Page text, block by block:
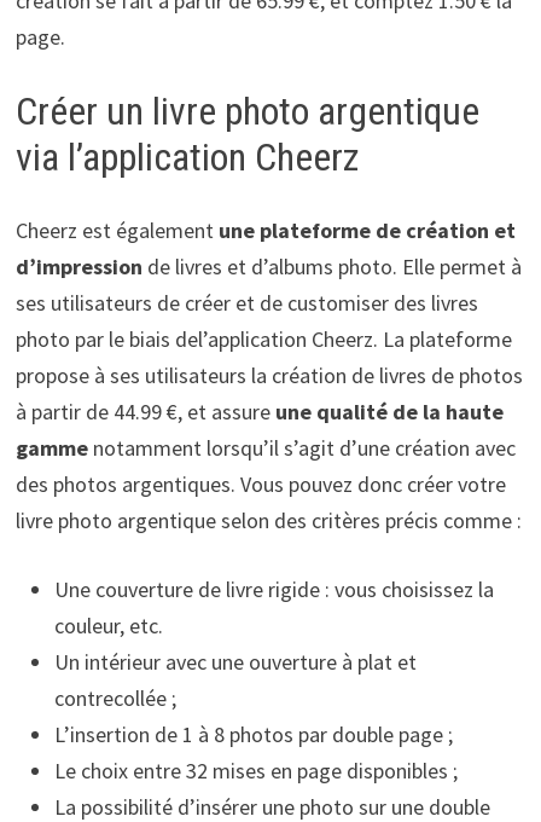
page.
Créer un livre photo argentique
via l’application Cheerz
Cheerz est également une plateforme de création et
d’impression de livres et d’albums photo. Elle permet à
ses utilisateurs de créer et de customiser des livres
photo par le biais del’application Cheerz. La plateforme
propose à ses utilisateurs la création de livres de photos
à partir de 44.99 €, et assure une qualité de la haute
gammenotamment lorsqu’il s’agit d’une création avec
des photos argentiques. Vous pouvez donc créer votre
livre photo argentique selon des critères précis comme :
Une couverture de livre rigide : vous choisissez la
couleur, etc.
Un intérieur avec une ouverture à plat et
contrecollée ;
L’insertion de 1 à 8 photos par double page ;
Le choix entre 32 mises en page disponibles ;
La possibilité d’insérer une photo sur une double